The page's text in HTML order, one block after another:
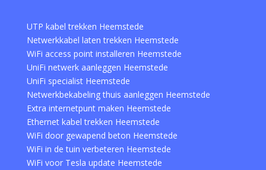
UTP kabel trekken Heemstede
Netwerkkabel laten trekken Heemstede
WiFi access point installeren Heemstede
UniFi netwerk aanleggen Heemstede
UniFi specialist Heemstede
Netwerkbekabeling thuis aanleggen Heemstede
Extra internetpunt maken Heemstede
Ethernet kabel trekken Heemstede
WiFi door gewapend beton Heemstede
WiFi in de tuin verbeteren Heemstede
WiFi voor Tesla update Heemstede